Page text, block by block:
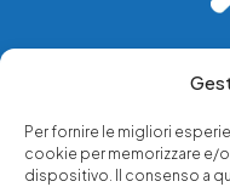
Per fornire le migliori
cookie per memorizzare e/
dispositivo. Il consenso a